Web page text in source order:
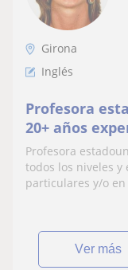
Girona
Inglés
Profesora
20+ años
traductora e
Profesora
todos los niveles y
particulares y/o
ver más